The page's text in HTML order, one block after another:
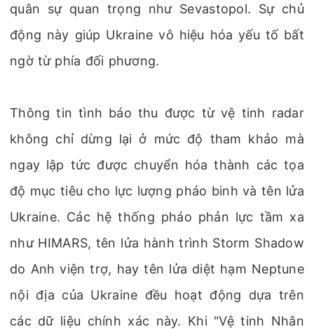
quân sự quan trọng như Sevastopol. Sự chủ
động này giúp Ukraine vô hiệu hóa yếu tố bất
ngờ từ phía đối phương.
Thông tin tình báo thu được từ vệ tinh radar
không chỉ dừng lại ở mức độ tham khảo mà
ngay lập tức được chuyển hóa thành các tọa
độ mục tiêu cho lực lượng pháo binh và tên lửa
Ukraine. Các hệ thống pháo phản lực tầm xa
như HIMARS, tên lửa hành trình Storm Shadow
do Anh viện trợ, hay tên lửa diệt hạm Neptune
nội địa của Ukraine đều hoạt động dựa trên
các dữ liệu chính xác này. Khi "Vệ tinh Nhân